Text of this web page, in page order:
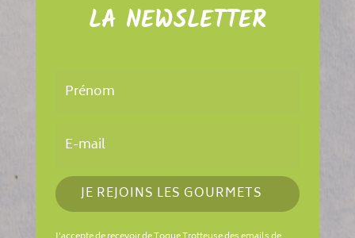
LA NEWSLETTER
JE REJOINS LES GOURMETS